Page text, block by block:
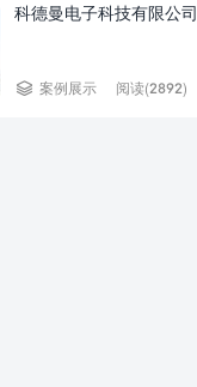
科德曼电子科技有限公司
 案例展示 阅读(2892)